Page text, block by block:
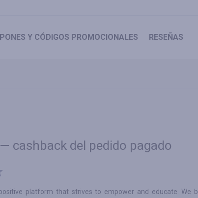
Y CÓDIGOS PROMOCIONALES RESEÑAS
— cashback del pedido pagado
platform that strives to empower and educate. We